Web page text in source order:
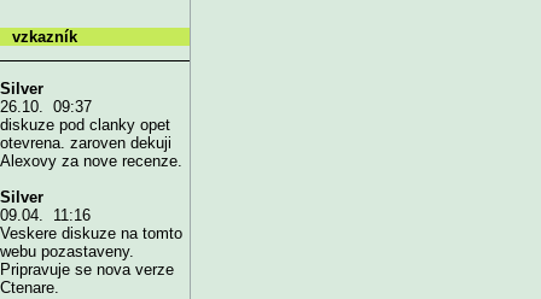
vzkazník
Silver
26.10. 09:37
diskuze pod clanky opet
otevrena. zaroven dekuji
Alexovy za nove recenze.
Silver
09.04. 11:16
Veskere diskuze na tomto
webu pozastaveny.
Pripravuje se nova verze
Ctenare.